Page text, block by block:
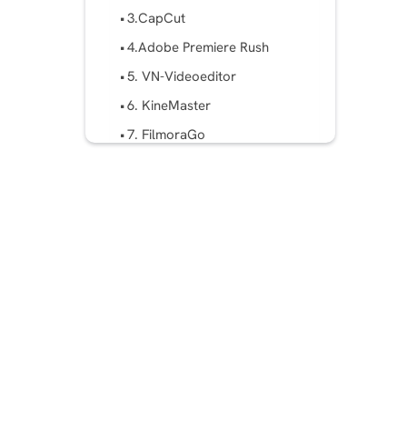
3.CapCut
4.Adobe Premiere Rush
5. VN-Videoeditor
6. KineMaster
7. FilmoraGo